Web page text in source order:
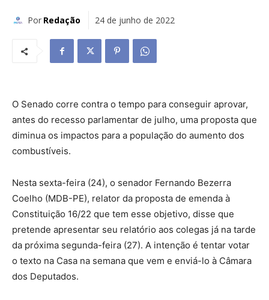
Por Redação 24 de junho de 2022
O Senado corre contra o tempo para conseguir aprovar,
antes do recesso parlamentar de julho, uma proposta que
diminua os impactos para a população do aumento dos
combustíveis.
Nesta sexta-feira (24), o senador Fernando Bezerra
Coelho (MDB-PE), relator da proposta de emenda à
Constituição 16/22 que tem esse objetivo, disse que
pretende apresentar seu relatório aos colegas já na tarde
da próxima segunda-feira (27). A intenção é tentar votar
o texto na Casa na semana que vem e enviá-lo à Câmara
dos Deputados.